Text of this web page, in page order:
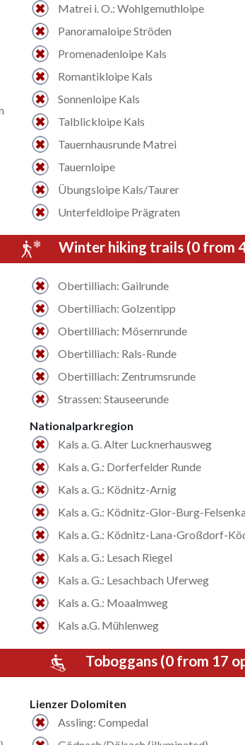
Matrei i. O.: Wohlgemuthloipe
Panoramaloipe Ströden
Promenadenloipe Kals
Romantikloipe Kals
Sonnenloipe Kals
Talblickloipe Kals
Tauernhausrunde Matrei
Tauernloipe
Übungsloipe Kals/Taurer
Unterfeldloipe Prägraten
Winter hiking trails (0 from
Obertilliach: Gailrunde
Obertilliach: Golzentipp
Obertilliach: Mösernrunde
Obertilliach: Rals-Runde
Obertilliach: Zentrumsrunde
Strassen: Stauseerunde
Nationalparkregion
Kals a. G. Alter Lucknerhausweg
Kals a. G.: Dorferfelder Runde
Kals a. G.: Ködnitz-Arnig
Kals a. G.: Ködnitz-Glor-Burg-
Kals a. G.: Ködnitz-Lana-Großdorf-
Kals a. G.: Lesach Riegel
Kals a. G.: Lesachbach Uferweg
Kals a. G.: Moaalmweg
Kals a.G. Mühlenweg
Toboggans (0 from 17
Lienzer Dolomiten
Assling: Compedal